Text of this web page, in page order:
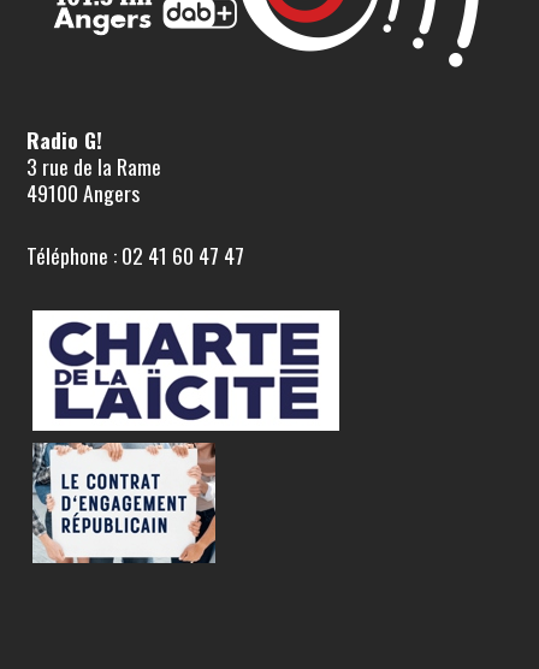
Radio G!
3 rue de la Rame
49100 Angers
Téléphone : 02 41 60 47 47